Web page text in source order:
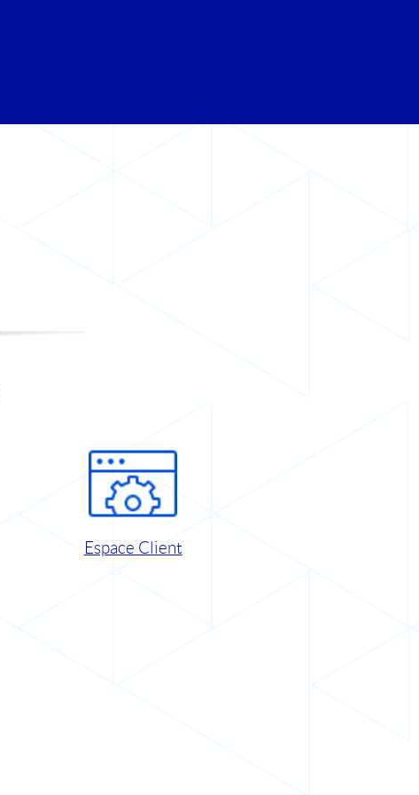
Espace Client